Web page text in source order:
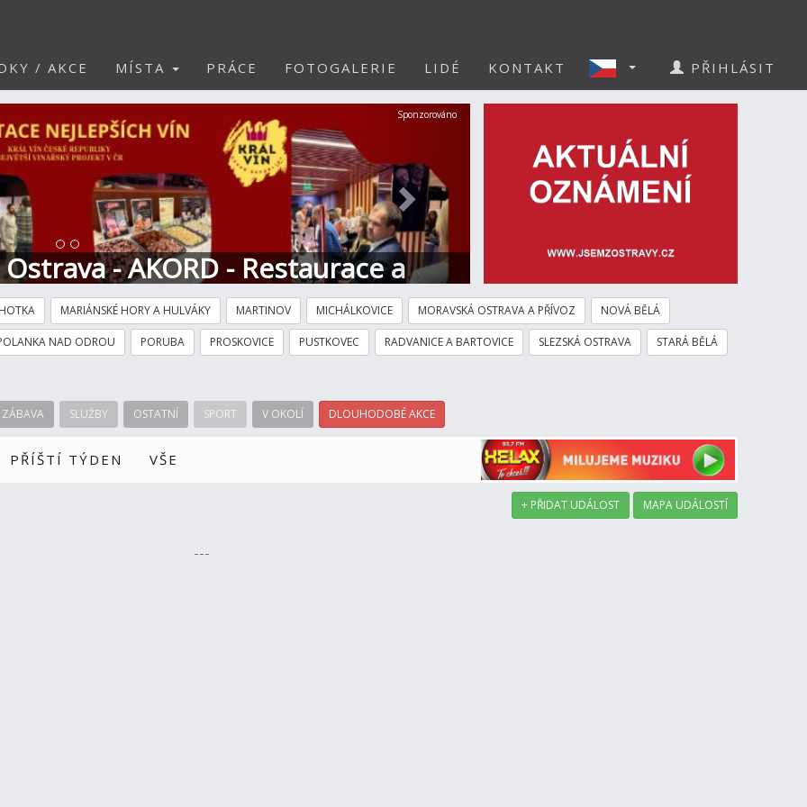
/ AKCE MÍSTA PRÁCE FOTOGALERIE LIDÉ KONTAKT PŘIHLÁSIT
- AKORD - Restaurace a
Další
Sponzorováno
MARIÁNSKÉ HORY A HULVÁKY MARTINOV MICHÁLKOVICE MORAVSKÁ OSTRAVA A PŘÍVOZ NOVÁ BĚLÁ
NAD ODROU PORUBA PROSKOVICE PUSTKOVEC RADVANICE A BARTOVICE SLEZSKÁ OSTRAVA STARÁ BĚLÁ
ZÁBAVA SLUŽBY OSTATNÍ SPORT V OKOLÍ DLOUHODOBÉ AKCE
PŘÍŠTÍ TÝDEN VŠE
+ PŘIDAT UDÁLOST MAPA UDÁLOSTÍ
---